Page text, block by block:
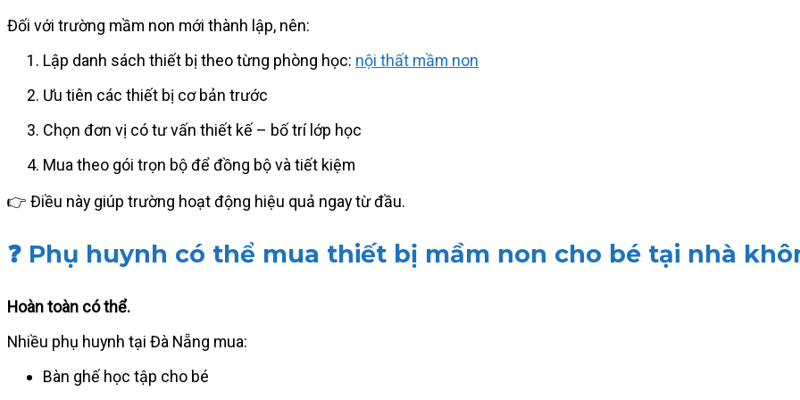
Đối với trường mầm non mới thành lập, nên:
Lập danh sách thiết bị theo từng phòng học: nội thất mầm non
Ưu tiên các thiết bị cơ bản trước
Chọn đơn vị có tư vấn thiết kế – bố trí lớp học
Mua theo gói trọn bộ để đồng bộ và tiết kiệm
👉 Điều này giúp trường hoạt động hiệu quả ngay từ đầu.
❓ Phụ huynh có thể mua thiết bị mầm non cho bé tại nhà
Hoàn toàn có thể.
Nhiều phụ huynh tại Đà Nẵng mua:
Bàn ghế học tập cho bé